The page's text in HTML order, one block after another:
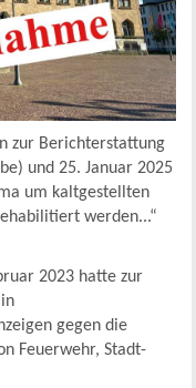
zur Berichterstattung
und 25. Januar 2025
um kaltgestellten
werden...“
2023 hatte zur
gegen die
Feuerwehr, Stadt-